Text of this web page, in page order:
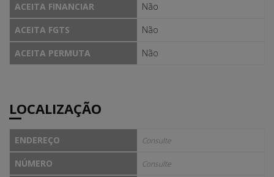
ACEITA FINANCIAR
Não
ACEITA FGTS
Não
ACEITA PERMUTA
Não
LOCALIZAÇÃO
ENDEREÇO Consulte
NÚMERO Consulte